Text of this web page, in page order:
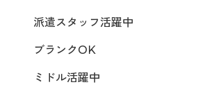
派遣スタッフ活躍中
ブランクOK
ミドル活躍中